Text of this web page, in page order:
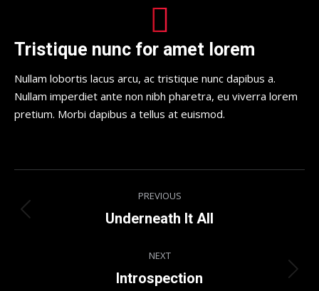
Tristique nunc for amet lorem
Nullam lobortis lacus arcu, ac tristique nunc dapibus a.
Nullam imperdiet ante non nibh pharetra, eu viverra lorem
pretium. Morbi dapibus a tellus at euismod.
navigation
PREVIOUS
Previous
Underneath It All
NEXT
Next
Introspection